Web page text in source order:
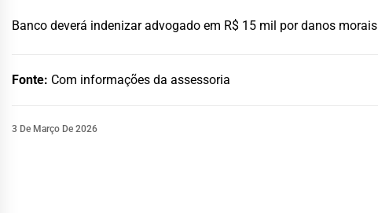
Banco deverá indenizar advogado em R$ 15 mil por danos morais
Fonte: Com informações da assessoria
3 De Março De 2026